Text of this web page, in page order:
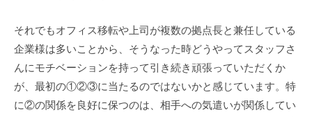
それでもオフィス移転や上司が複数の拠点長と兼任している
企業様は多いことから、そうなった時どうやってスタッフさ
んにモチベーションを持って引き続き頑張っていただくか
が、最初の①②③に当たるのではないかと感じています。特
に②の関係を良好に保つのは、相手への気遣いが関係してい